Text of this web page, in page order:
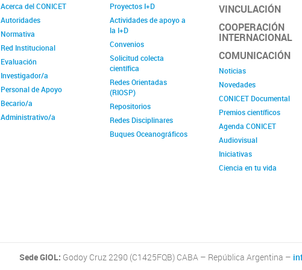
Acerca del CONICET
Autoridades
Normativa
Red Institucional
Evaluación
Investigador/a
Personal de Apoyo
Becario/a
Administrativo/a
Proyectos I+D
Actividades de apoyo a
la I+D
Convenios
Solicitud colecta
científica
Redes Orientadas
(RIOSP)
Repositorios
Redes Disciplinares
Buques Oceanográficos
VINCULACIÓN
COOPERACIÓN
INTERNACIONAL
COMUNICACIÓN
Noticias
Novedades
CONICET Documental
Premios científicos
Agenda CONICET
Audiovisual
Iniciativas
Ciencia en tu vida
Sede GIOL: Godoy Cruz 2290 (C1425FQB) CABA – República Argentina –